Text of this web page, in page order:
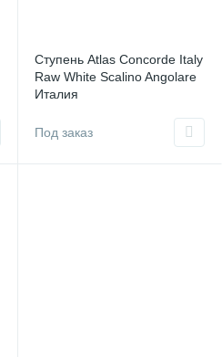
Ступень Atlas Concorde Italy
Raw White Scalino Angolare
Италия
Под заказ